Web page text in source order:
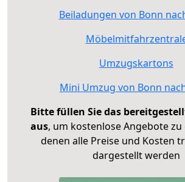
Beiladungen von Bonn
Umzugskartons
Mini Umzug von Bonn
Bitte füllen Sie das
aus, um kostenlose Angebote
denen alle Preise und Kosten
dargestellt werden